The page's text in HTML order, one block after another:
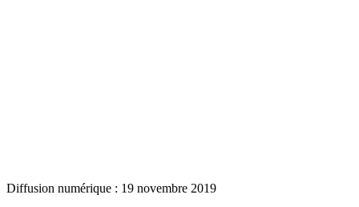
Diffusion numérique : 19 novembre 2019